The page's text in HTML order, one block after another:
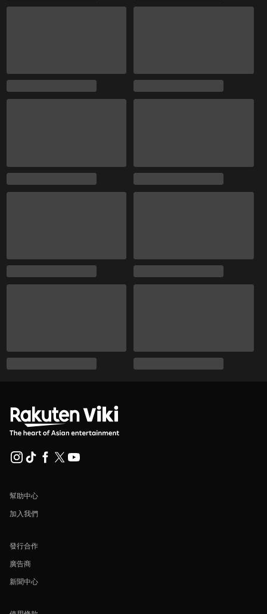
幫助中心
加入我們
發行合作
廣告商
新聞中心